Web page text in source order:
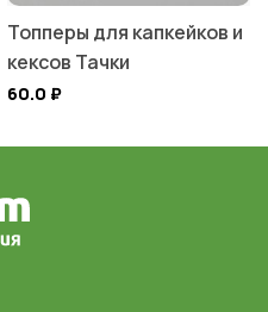
Топперы для капкейков и
кексов Тачки
60.0 ₽